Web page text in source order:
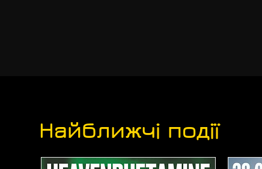
Найближчі події